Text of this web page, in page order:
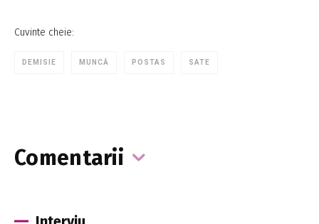
Cuvinte cheie:
DEMISIE MUNCĂ POSTAS SATE
Comentarii